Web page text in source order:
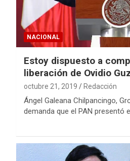
NACIONAL
Estoy dispuesto a
liberación de Ovidio
octubre 21, 2019 Redacción
Ángel Galeana Chilpancingo,
demanda que el PAN presentó